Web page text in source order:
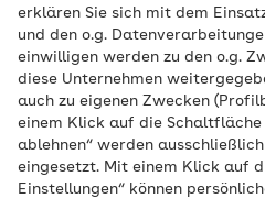
erklären Sie sich mit dem
und den o.g.
einwilligen werden zu den o.g.
diese Unternehmen
auch zu eigenen Zwecken
einem Klick auf die Schaltfläche
ablehnen“ werden
eingesetzt. Mit einem Klick auf
Einstellungen“ können
Veröffentlicht am:
31.07.2025 aktualisiert am
8 Minuten Lesedauer
Viele Frauen mit
Wegen, ihren Körper
Behandlung